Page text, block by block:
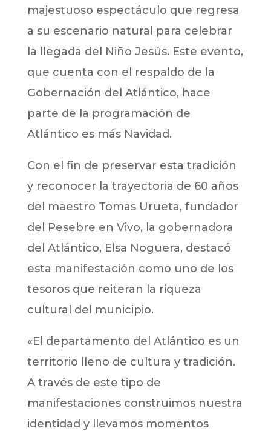
majestuoso espectáculo que regresa
a su escenario natural para celebrar
la llegada del Niño Jesús. Este evento,
que cuenta con el respaldo de la
Gobernación del Atlántico, hace
parte de la programación de
Atlántico es más Navidad.
Con el fin de preservar esta tradición
y reconocer la trayectoria de 60 años
del maestro Tomas Urueta, fundador
del Pesebre en Vivo, la gobernadora
del Atlántico, Elsa Noguera, destacó
esta manifestación como uno de los
tesoros que reiteran la riqueza
cultural del municipio.
«El departamento del Atlántico es un
territorio lleno de cultura y tradición.
A través de este tipo de
manifestaciones construimos nuestra
identidad y llevamos momentos